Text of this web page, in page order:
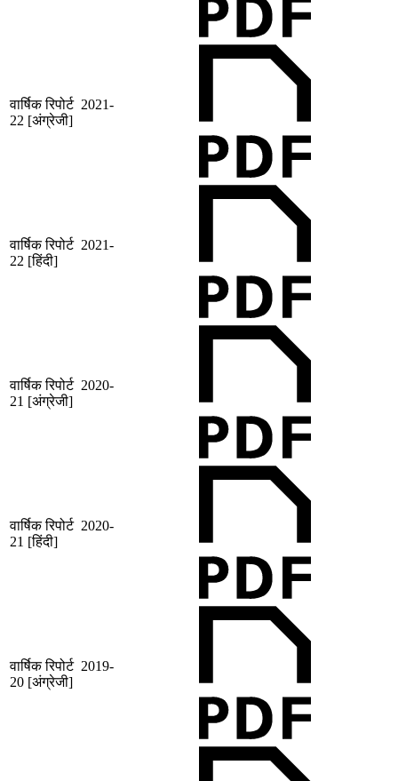
वार्षिक रिपोर्ट 2021-
22 [अंग्रेजी]
वार्षिक रिपोर्ट 2021-
22 [हिंदी]
वार्षिक रिपोर्ट 2020-
21 [अंग्रेजी]
वार्षिक रिपोर्ट 2020-
21 [हिंदी]
वार्षिक रिपोर्ट 2019-
20 [अंग्रेजी]